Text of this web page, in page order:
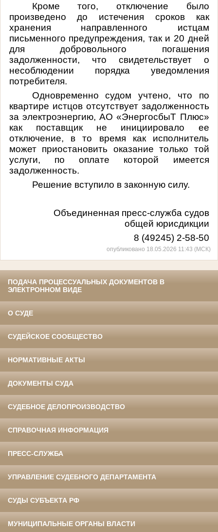
Кроме того, отключение было
произведено до истечения сроков как
хранения направленного истцам
письменного предупреждения, так и 20 дней
для добровольного погашения
задолженности, что свидетельствует о
несоблюдении порядка уведомления
потребителя.
Одновременно судом учтено, что по
квартире истцов отсутствует задолженность
за электроэнергию, АО «ЭнергосбыТ Плюс»
как поставщик не инициировало ее
отключение, в то время как исполнитель
может приостановить оказание только той
услуги, по оплате которой имеется
задолженность.
Решение вступило в законную силу.
Объединенная пресс-служба судов
общей юрисдикции
8 (49245) 2-58-50
опубликовано 18.05.2026 11:43 (МСК)
ПОДАЧА ПРОЦЕССУАЛЬНЫХ ДОКУМЕНТОВ В
ЭЛЕКТРОННОМ ВИДЕ
О СУДЕ
СУДЕЙСКОЕ СООБЩЕСТВО
НОРМАТИВНЫЕ АКТЫ
ДОКУМЕНТЫ СУДА
СУДЕБНОЕ ДЕЛОПРОИЗВОДСТВО
СПРАВОЧНАЯ ИНФОРМАЦИЯ
ПРЕСС-СЛУЖБА
УПРАВЛЕНИЕ СУДЕБНОГО ДЕПАРТАМЕНТА
СУДЫ СУБЪЕКТА РФ
МУНИЦИПАЛЬНЫЕ ОРГАНЫ ВЛАСТИ